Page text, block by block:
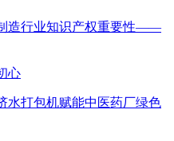
造行业知识产权重要性——
心
水打包机赋能中医药厂绿色